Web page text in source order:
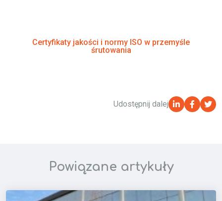
Certyfikaty jakości i normy ISO w przemyśle
śrutowania
Udostępnij dalej
Powiązane artykuły